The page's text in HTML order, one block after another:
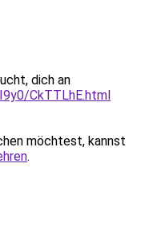
dich an
CkTTLhE.html
möchtest, kannst
.